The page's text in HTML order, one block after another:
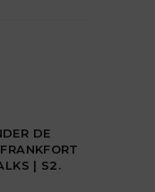
DE
| S2.